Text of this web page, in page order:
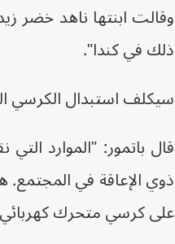
ذلك في كندا".
سيكلف استبدال الكرسي
قال باتمور: "الموارد
ذوي الإعاقة في المجتمع.
على كرسي متحرك